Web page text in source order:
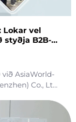
Lokar vel
styðja B2B-
AsiaWorld-
Co., Ltd.
vöruhöfum